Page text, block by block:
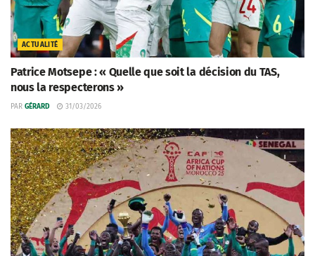
ACTUALITÉ
Patrice Motsepe : « Quelle que soit la décision du TAS,
nous la respecterons »
PAR GÉRARD 31/03/2026